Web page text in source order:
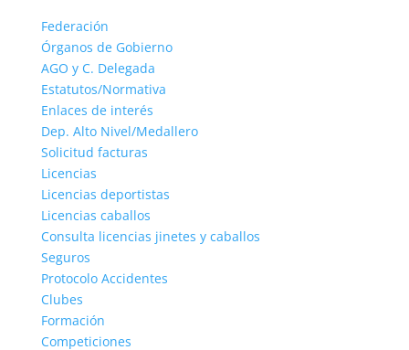
Federación
Órganos de Gobierno
AGO y C. Delegada
Estatutos/Normativa
Enlaces de interés
Dep. Alto Nivel/Medallero
Solicitud facturas
Licencias
Licencias deportistas
Licencias caballos
Consulta licencias jinetes y caballos
Seguros
Protocolo Accidentes
Clubes
Formación
Competiciones